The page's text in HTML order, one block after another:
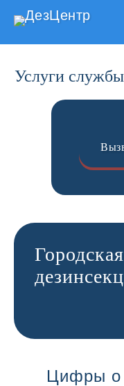
ДезЦентр
Услуги
Цифры о